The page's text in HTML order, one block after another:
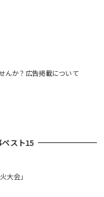
んか？広告掲載について
スト15
大会」